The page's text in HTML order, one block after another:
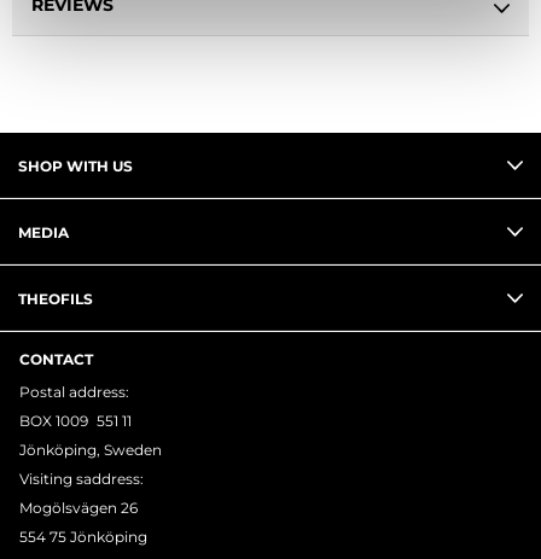
REVIEWS
SHOP WITH US
MEDIA
THEOFILS
CONTACT
Postal address:
BOX 1009 551 11
Jönköping, Sweden
Visiting saddress:
Mogölsvägen 26
554 75 Jönköping